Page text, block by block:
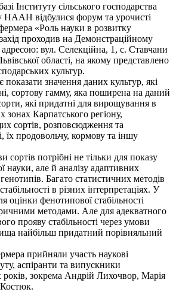
Інституту сільського господарства
НААН відбулися форум та урочисті
«Роль науки в розвитку
проходив на Демонстраційному
адресою: вул. Селекційна, 1, с. Ставчани
області, на якому представлено
культур.
значення даних культур, які
сортову гамму, яка поширена на даний
які придатні для вирощування в
зонах Карпатського регіону,
сортів, розповсюдження та
їх продовольчу, кормову та іншу
сортів потрібні не тільки для показу
науки, але й аналізу адаптивних
Багато статистичних методів
в різних інтерпретаціях. У
оцінки фенотипової стабільності
методами. Але для адекватного
прояву стабільності через умови
найбільш придатний порівняльний
прийняли участь наукові
аспіранти та випускники
років, зокрема Андрій Лихочвор, Марія